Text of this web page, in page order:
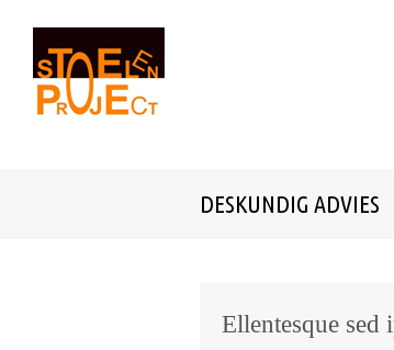
DESKUNDIG ADVIES
Ellentesque sed